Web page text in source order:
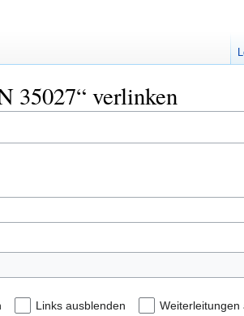
35027“ verlinken
Links ausblenden Weiterleitungen